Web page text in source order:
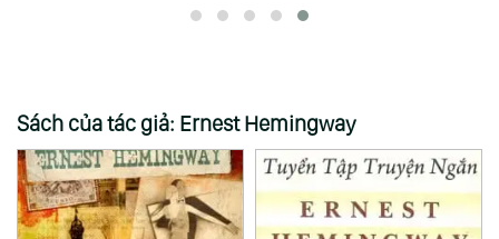
Sách của tác giả: Ernest Hemingway